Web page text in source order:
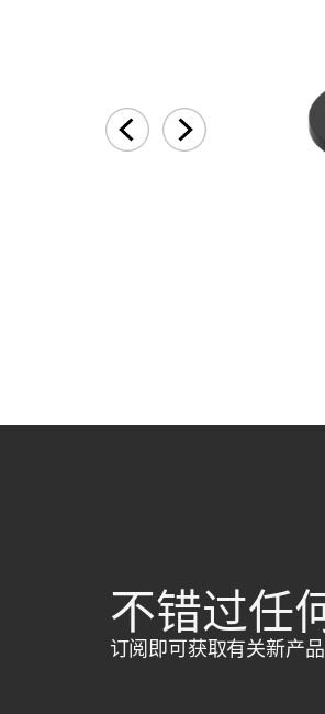
不错过任
订阅即可获取有关新产